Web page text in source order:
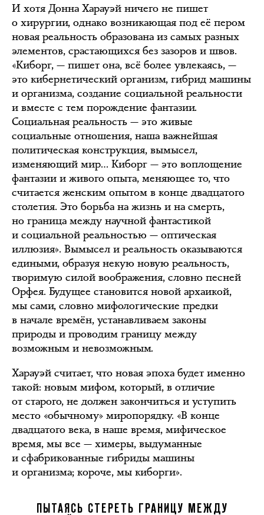
И хотя Донна Харауэй ничего не пишет
о хирургии, однако возникающая под её пером
новая реальность образована из самых разных
элементов, срастающихся без зазоров и швов.
«Киборг, — пишет она, всё более увлекаясь, —
это кибернетический организм, гибрид машины
и организма, создание социальной реальности
и вместе с тем порождение фантазии.
Социальная реальность — это живые
социальные отношения, наша важнейшая
политическая конструкция, вымысел,
изменяющий мир… Киборг — это воплощение
фантазии и живого опыта, меняющее то, что
считается женским опытом в конце двадцатого
столетия. Это борьба на жизнь и на смерть,
но граница между научной фантастикой
и социальной реальностью — оптическая
иллюзия». Вымысел и реальность оказываются
едиными, образуя некую новую реальность,
творимую силой воображения, словно песней
Орфея. Будущее становится новой архаикой,
мы сами, словно мифологические предки
в начале времён, устанавливаем законы
природы и проводим границу между
возможным и невозможным.
Харауэй считает, что новая эпоха будет именно
такой: новым мифом, который, в отличие
от старого, не должен закончиться и уступить
место «обычному» миропорядку. «В конце
двадцатого века, в наше время, мифическое
время, мы все — химеры, выдуманные
и сфабрикованные гибриды машины
и организма; короче, мы киборги».
ПЫТАЯСЬ СТЕРЕТЬ ГРАНИЦУ МЕЖДУ